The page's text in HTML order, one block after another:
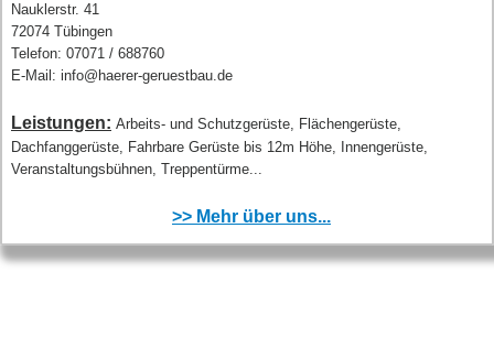
Nauklerstr. 41
72074 Tübingen
Telefon: 07071 / 688760
E-Mail: info@haerer-geruestbau.de
Leistungen: Arbeits- und Schutzgerüste, Flächengerüste,
Dachfanggerüste, Fahrbare Gerüste bis 12m Höhe, Innengerüste,
Veranstaltungsbühnen, Treppentürme...
>> Mehr über uns...